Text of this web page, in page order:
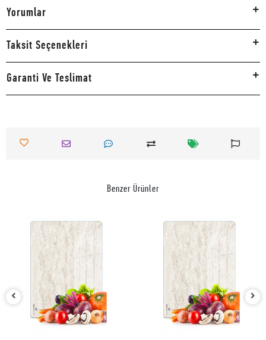
Yorumlar
Taksit Seçenekleri
Garanti Ve Teslimat
Benzer Ürünler